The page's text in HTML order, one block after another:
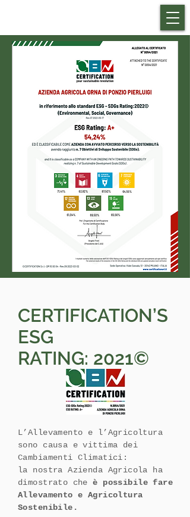
CERTIFICATION’S
ESG
RATING: 2021©
L’Allevamento e l’Agricoltura
sono causa e vittima dei
Cambiamenti Climatici:
la nostra Azienda Agricola ha
dimostrato cheè possibile fare
Allevamento e Agricoltura
Sostenibile.